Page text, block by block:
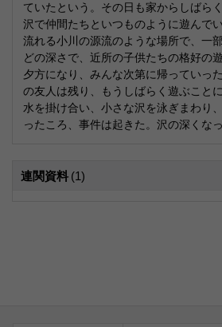
ていたという。その日も家からしばら
沢で仲間たちといつものように遊んで
流れる小川の源流のような場所で、一
どの深さで、近所の子供たちの格好の
夕方になり、みんな次第に帰っていっ
の友人は残り、もうしばらく遊ぶこと
水を掛け合い、小さな沢を泳ぎまわり
ったころ、事件は起きた。沢の深くなっ
連関資料 (1)